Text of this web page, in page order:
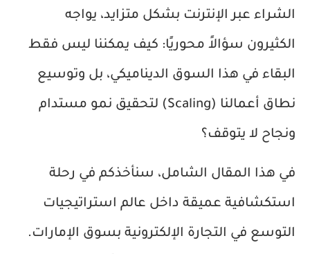
الشراء عبر الإنترنت بشكل متزايد، يواجه
الكثيرون سؤالاً محوريًا: كيف يمكننا ليس فقط
البقاء في هذا السوق الديناميكي، بل وتوسيع
نطاق أعمالنا (Scaling) لتحقيق نمو مستدام
ونجاح لا يتوقف؟
في هذا المقال الشامل، سنأخذكم في رحلة
استكشافية عميقة داخل عالم استراتيجيات
التوسع في التجارة الإلكترونية بسوق الإمارات.